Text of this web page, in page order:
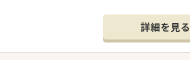
■近鉄橿原線の筒井駅から徒歩8分という好立地に
■1日あたりの処方箋枚数は40枚程度と適正なボリ
■内科に特化した門前薬局であるため、複雑な複数
詳細を見る